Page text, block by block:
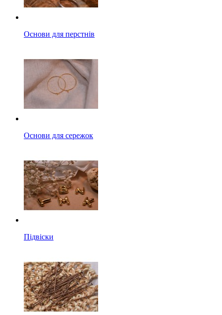
Основи для перстнів
Основи для сережок
Підвіски